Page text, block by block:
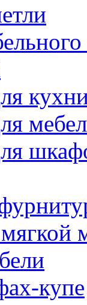
купе